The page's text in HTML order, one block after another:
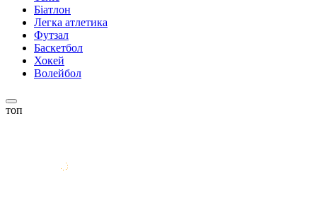
Біатлон
Легка атлетика
Футзал
Баскетбол
Хокей
Волейбол
топ